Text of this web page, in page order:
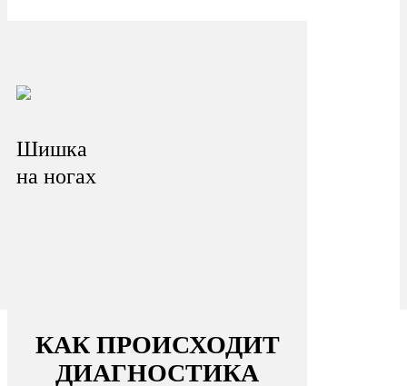
Шишка
на ногах
КАК ПРОИСХОДИТ
ДИАГНОСТИКА